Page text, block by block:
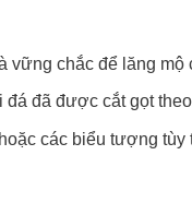
chắc để lăng
đã được cắt gọt
các biểu tượng tùy